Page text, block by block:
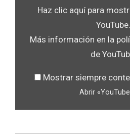
Haz clic aquí para
YouTube.
Más información en la
de
Mostrar siempre
Abrir